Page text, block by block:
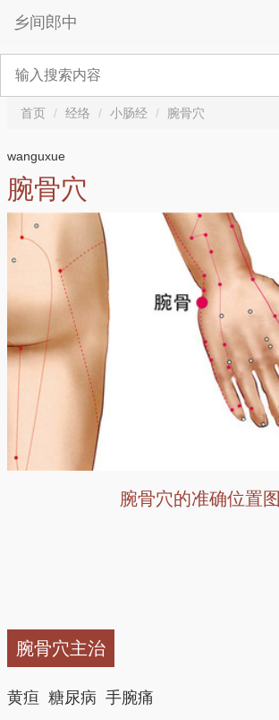
乡间郎中
首页 经络 小肠经 腕骨穴
wanguxue
腕骨穴
腕骨穴的准确位置图
腕骨穴主治
黄疸 糖尿病 手腕痛